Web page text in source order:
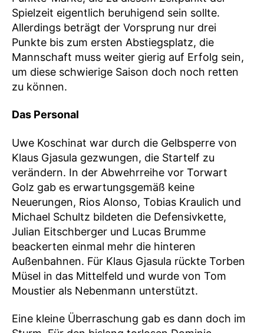
Spielzeit eigentlich beruhigend sein sollte.
Allerdings beträgt der Vorsprung nur drei
Punkte bis zum ersten Abstiegsplatz, die
Mannschaft muss weiter gierig auf Erfolg sein,
um diese schwierige Saison doch noch retten
zu können.
Das Personal
Uwe Koschinat war durch die Gelbsperre von
Klaus Gjasula gezwungen, die Startelf zu
verändern. In der Abwehrreihe vor Torwart
Golz gab es erwartungsgemäß keine
Neuerungen, Rios Alonso, Tobias Kraulich und
Michael Schultz bildeten die Defensivkette,
Julian Eitschberger und Lucas Brumme
beackerten einmal mehr die hinteren
Außenbahnen. Für Klaus Gjasula rückte Torben
Müsel in das Mittelfeld und wurde von Tom
Moustier als Nebenmann unterstützt.
Eine kleine Überraschung gab es dann doch im